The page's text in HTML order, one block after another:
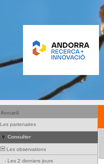
Accueil
Les partenaires
Consulter
Les observations
- Les 2 derniers jours